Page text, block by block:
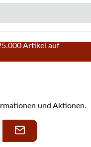
Artikel auf
und Aktionen.